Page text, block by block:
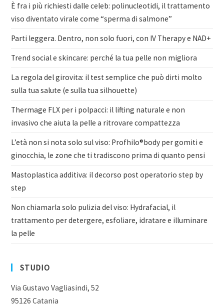
È fra i più richiesti dalle celeb: polinucleotidi, il trattamento
viso diventato virale come “sperma di salmone”
Parti leggera. Dentro, non solo fuori, con IV Therapy e NAD+
Trend social e skincare: perché la tua pelle non migliora
La regola del girovita: il test semplice che può dirti molto
sulla tua salute (e sulla tua silhouette)
Thermage FLX per i polpacci: il lifting naturale e non
invasivo che aiuta la pelle a ritrovare compattezza
L’età non si nota solo sul viso: Profhilo®body per gomiti e
ginocchia, le zone che ti tradiscono prima di quanto pensi
Mastoplastica additiva: il decorso post operatorio step by
step
Non chiamarla solo pulizia del viso: Hydrafacial, il
trattamento per detergere, esfoliare, idratare e illuminare
la pelle
STUDIO
Via Gustavo Vagliasindi, 52
95126 Catania